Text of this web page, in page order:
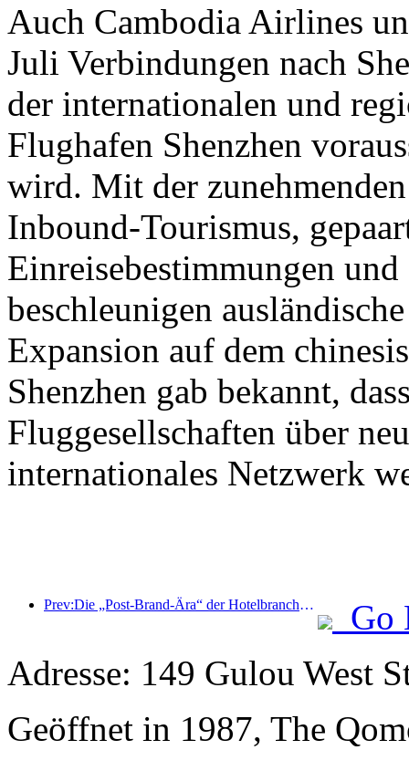
Auch Cambodia Airlines
Juli Verbindungen nach
der internationalen und
Flughafen Shenzhen
wird. Mit der
Inbound-Tourismus,
Einreisebestimmungen
beschleunigen
Expansion auf dem
Shenzhen gab bekannt,
Fluggesellschaften über
internationales Netzwerk
Prev:Die „Post-Brand-Ära“ der Hotelbranche: Von der Größenausweitung zur Effizienzsteigerung
Go
Adresse: 149 Gulou West
Geöffnet in 1987, The